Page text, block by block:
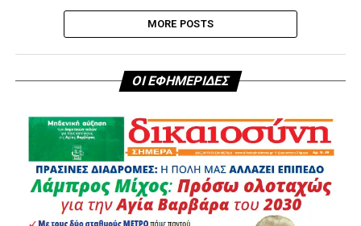
MORE POSTS
ΟΙ ΕΦΗΜΕΡΙΔΕΣ